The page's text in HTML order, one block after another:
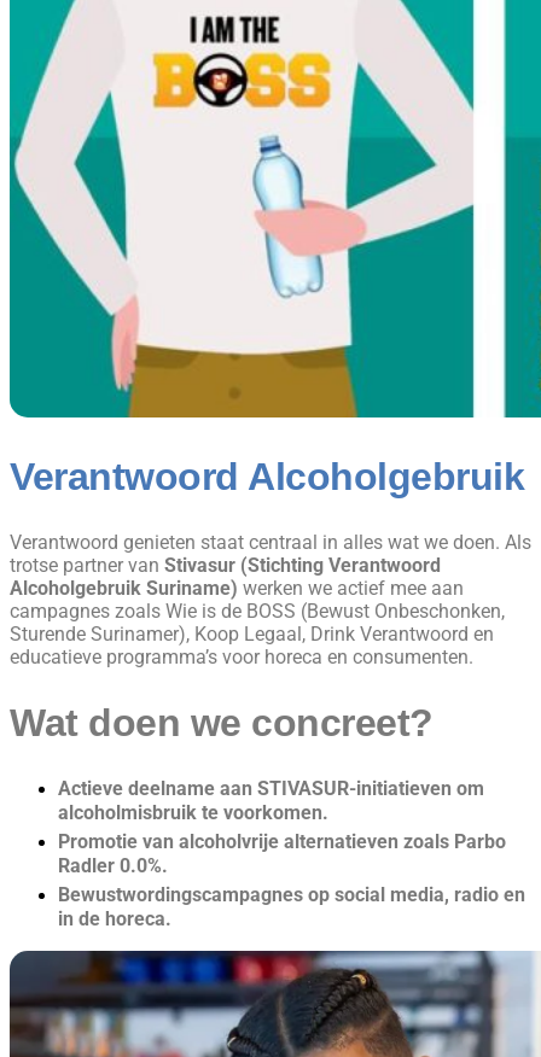
Verantwoord Alcoholgebruik
Verantwoord genieten staat centraal in alles wat we doen. Als
trotse partner van Stivasur (Stichting Verantwoord
Alcoholgebruik Suriname) werken we actief mee aan
campagnes zoals Wie is de BOSS (Bewust Onbeschonken,
Sturende Surinamer), Koop Legaal, Drink Verantwoord en
educatieve programma’s voor horeca en consumenten.
Wat doen we concreet?
Actieve deelname aan STIVASUR-initiatieven om
alcoholmisbruik te voorkomen.
Promotie van alcoholvrije alternatieven zoals Parbo
Radler 0.0%.
Bewustwordingscampagnes op social media, radio en
in de horeca.